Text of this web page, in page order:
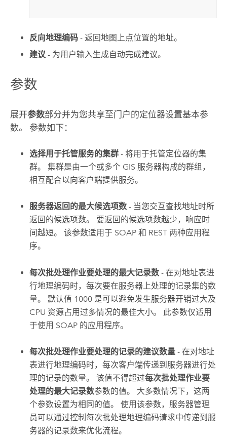
反向地理编码 - 返回地图上点位置的地址。
建议 - 为用户输入生成自动完成建议。
参数
展开参数部分并为您共享至门户的定位器设置基本参
数。 参数如下：
选择用于托管服务的集群 - 将用于托管定位器的集
群。 集群是由一个或多个 GIS 服务器构成的群组，
相互配合以向客户端提供服务。
服务器返回的最大候选项数 - 当您交互查找地址时所
返回的候选项数。 要返回的候选项数越少，响应时
间越短。 该参数适用于 SOAP 和 REST 两种应用程
序。
每次批处理作业要处理的最大记录数 - 在对地址表进
行地理编码时，每次要在服务器上处理的记录集的数
量。 默认值 1000 是可以避免发生服务器开销过大及
CPU 资源占用过多情况的最佳大小。 此参数仅适用
于使用 SOAP 的应用程序。
每次批处理作业要处理的记录的建议数量 - 在对地址
表进行地理编码时，每次客户端传递到服务器进行处
理的记录的数量。 该值不得超过每次批处理作业要
处理的最大记录数参数的值。 大多数情况下，这两
个参数设置为相同的值。 使用该参数，服务器管理
员可以通过控制每次批处理地理编码请求中传递到服
务器的记录数来优化流程。